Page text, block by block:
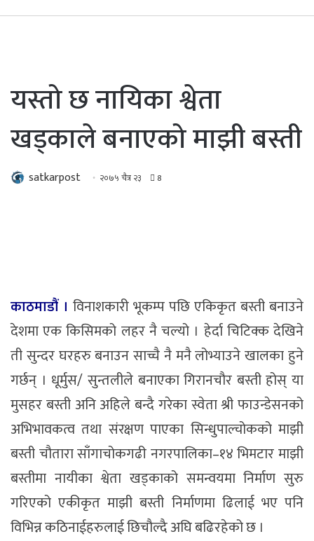
यस्तो छ नायिका श्वेता
खड्काले बनाएको माझी बस्ती
satkarpost २०७५ चैत्र २३ 8
काठमाडौं । विनाशकारी भूकम्प पछि एकिकृत बस्ती बनाउने
देशमा एक किसिमको लहर नै चल्यो । हेर्दा चिटिक्क देखिने
ती सुन्दर घरहरु बनाउन साच्चै नै मनै लोभ्याउने खालका हुने
गर्छन् । धूर्मुस/ सुन्तलीले बनाएका गिरानचौर बस्ती होस् या
मुसहर बस्ती अनि अहिले बन्दै गरेका स्वेता श्री फाउन्डेसनको
अभिभावकत्व तथा संरक्षण पाएका सिन्धुपाल्चोकको माझी
बस्ती चौतारा साँगाचोकगढी नगरपालिका–१४ भिमटार माझी
बस्तीमा नायीका श्वेता खड्काको समन्वयमा निर्माण सुरु
गरिएको एकीकृत माझी बस्ती निर्माणमा ढिलाई भए पनि
विभिन्न कठिनाईहरुलाई छिचौल्दै अघि बढिरहेको छ ।